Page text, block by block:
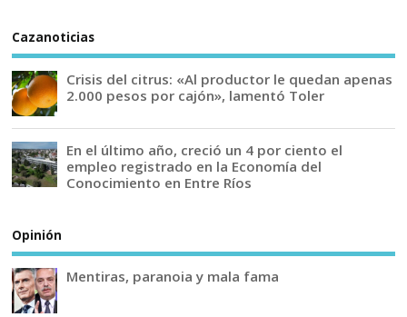
Cazanoticias
Crisis del citrus: «Al productor le quedan apenas
2.000 pesos por cajón», lamentó Toler
En el último año, creció un 4 por ciento el
empleo registrado en la Economía del
Conocimiento en Entre Ríos
Opinión
Mentiras, paranoia y mala fama